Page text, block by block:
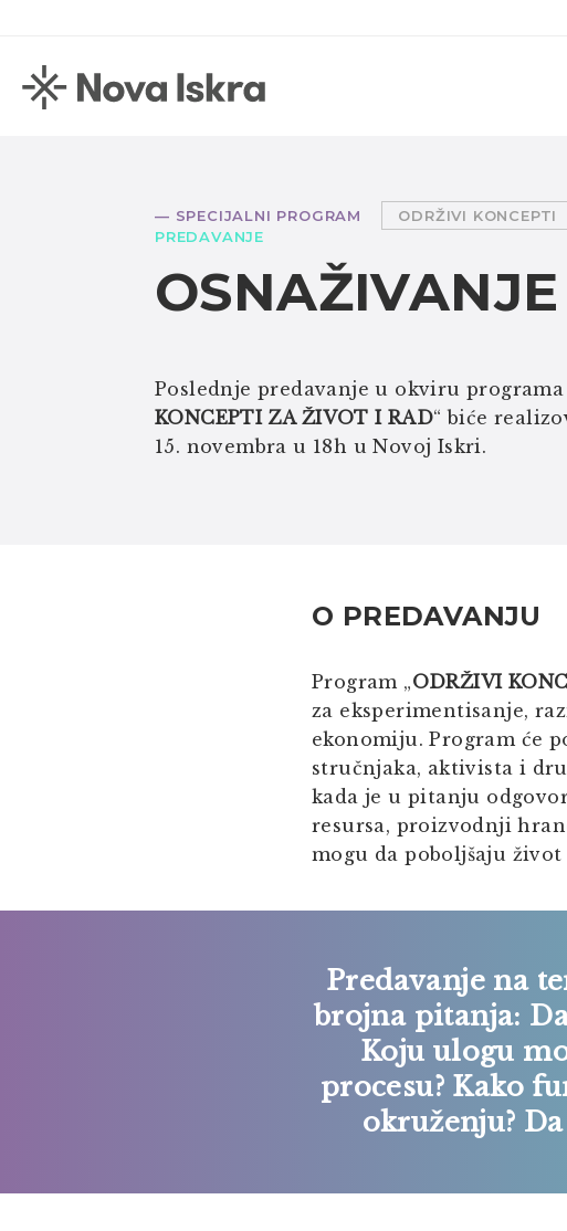
— SPECIJALNI PROGRAM ODRŽIVI KONCEPTI
PREDAVANJE
Poslednje predavanje u okviru programa
KONCEPTI ZA ŽIVOT I RAD“ biće
15. novembra u 18h u Novoj Iskri.
O PREDAVANJU
Program „ODRŽIVI
za eksperimentisanje,
ekonomiju. Program će
stručnjaka, aktivista i
kada je u pitanju
resursa, proizvodnji
mogu da poboljšaju
Predavanje na
brojna pitanja:
Koju ulogu
procesu? Kako
okruženju?